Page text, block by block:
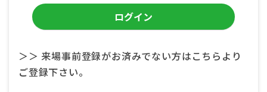
＞＞ 来場事前登録がお済みでない方はこちらより
ご登録下さい。